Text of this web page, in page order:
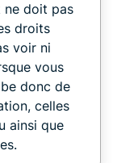
ne doit pas
droits
voir ni
vous
donc de
celles
ainsi que